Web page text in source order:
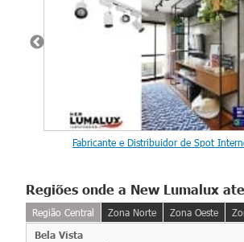
Fabricante e Distribuidor de Spot
Regiões onde a New Lumalux
Região Central Zona Norte Zona Oeste
Bela Vista